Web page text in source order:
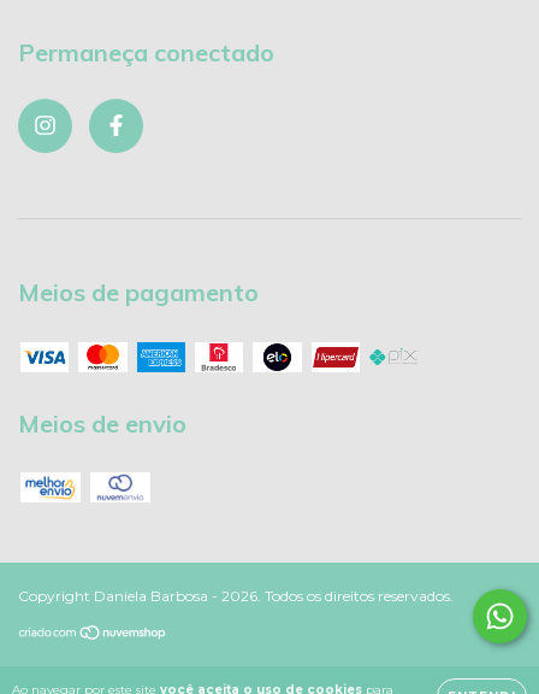
Ao navegar por este site você aceita o uso de cookies para
Permaneça conectado
Meios de pagamento
Meios de envio
Copyright Daniela Barbosa - 2026. Todos os direitos reservados.